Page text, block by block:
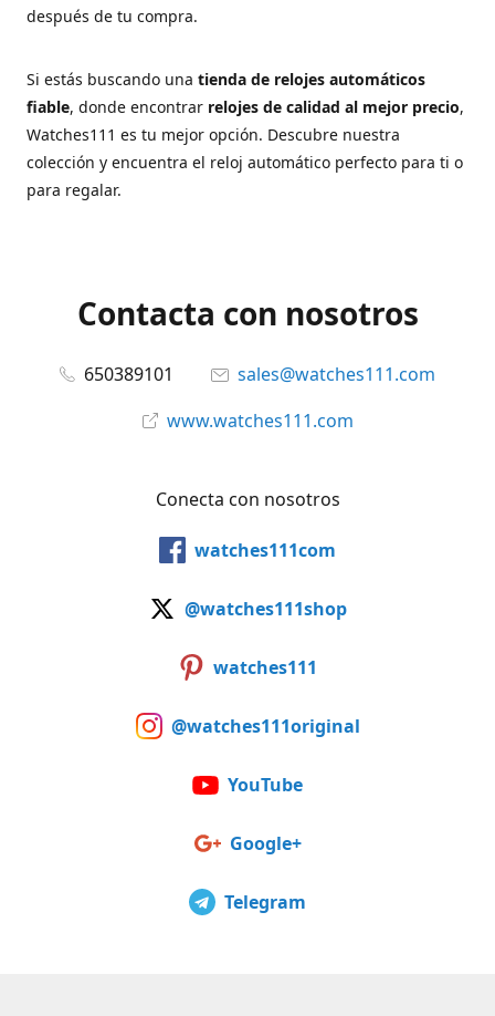
después de tu compra.
Si estás buscando una tienda de relojes automáticos
fiable, donde encontrar relojes de calidad al mejor precio,
Watches111 es tu mejor opción. Descubre nuestra
colección y encuentra el reloj automático perfecto para ti o
para regalar.
Contacta con nosotros
650389101
sales@watches111.com
www.watches111.com
Conecta con nosotros
watches111com
@watches111shop
watches111
@watches111original
YouTube
Google+
Telegram